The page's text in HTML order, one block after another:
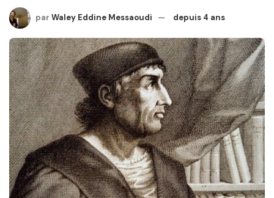
par Waley Eddine Messaoudi depuis 4 ans